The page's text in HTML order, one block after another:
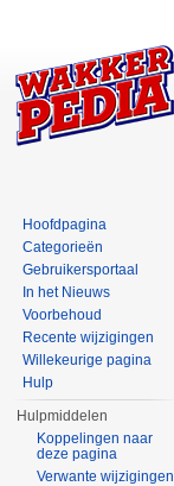
Hoofdpagina
Categorieën
Gebruikersportaal
In het Nieuws
Voorbehoud
Recente wijzigingen
Willekeurige pagina
Hulp
Hulpmiddelen
Koppelingen naar
deze pagina
Verwante wijzigingen